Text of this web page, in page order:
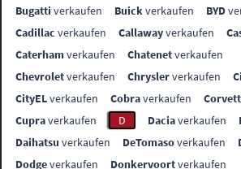
Bugatti verkaufen Buickverkaufen BYD
Cadillac verkaufen Callawayverkaufen
Caterhamverkaufen Chatenetverkaufen
Chevroletverkaufen Chryslerverkaufen
CityELverkaufen Cobraverkaufen
Cupraverkaufen D Daciaverkaufen
Daihatsu verkaufen DeTomasoverkaufen
Dodgeverkaufen Donkervoortverkaufen